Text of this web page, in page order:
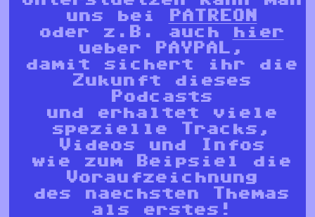
uns bei
PATREON
oder z.B. auch
hier
ueber PAYPAL,
damit sichert ihr die
Zukunft dieses
Podcasts
und erhaltet viele
spezielle Tracks,
Videos und Infos
wie zum Beipsiel die
Voraufzeichnung
des naechsten Themas
als erstes!